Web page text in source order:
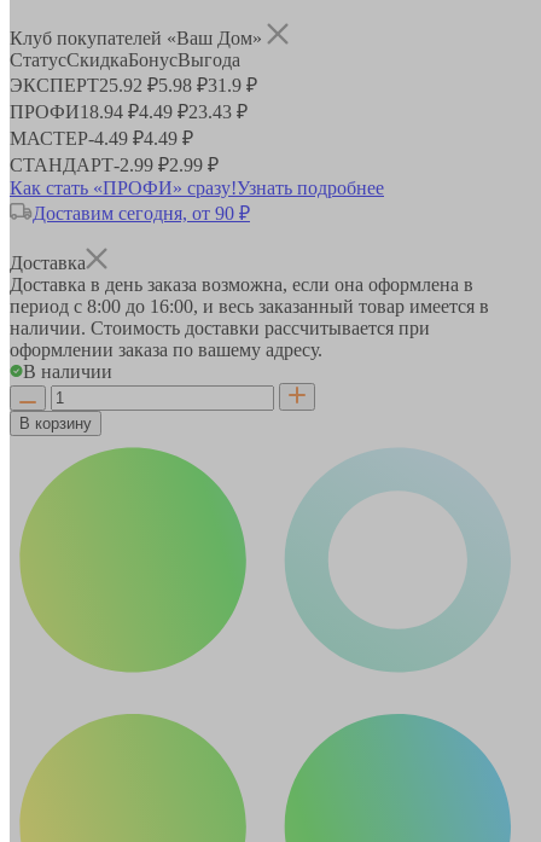
Клуб покупателей «Ваш Дом»
СтатусСкидкаБонусВыгода
ЭКСПЕРТ25.92 ₽5.98 ₽31.9 ₽
ПРОФИ18.94 ₽4.49 ₽23.43 ₽
МАСТЕР-4.49 ₽4.49 ₽
СТАНДАРТ-2.99 ₽2.99 ₽
Как стать «ПРОФИ» сразу!Узнать подробнее
Доставим сегодня, от 90 ₽
Доставка
Доставка в день заказа возможна, если она оформлена в
период с 8:00 до 16:00, и весь заказанный товар имеется в
наличии. Стоимость доставки рассчитывается при
оформлении заказа по вашему адресу.
В наличии
В корзину